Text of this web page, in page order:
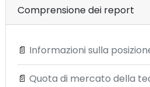
Comprensione dei report
📄 Informazioni sulla
📄 Quota di mercato della